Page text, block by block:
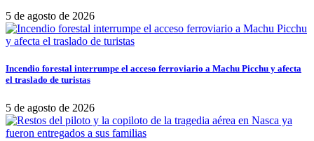
5 de agosto de 2026
Incendio forestal interrumpe el acceso ferroviario a Machu Picchu y afecta
el traslado de turistas
5 de agosto de 2026